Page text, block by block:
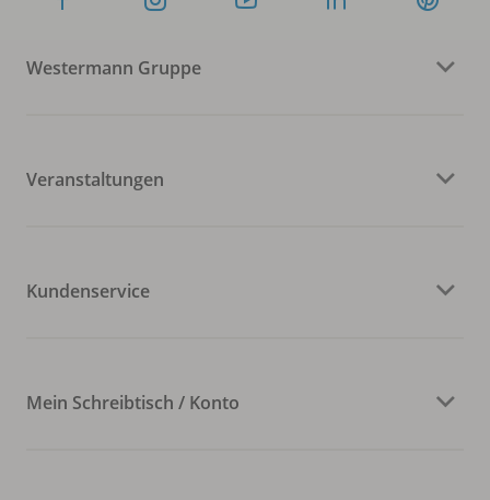
Westermann Gruppe
Veranstaltungen
Kundenservice
Mein Schreibtisch / Konto